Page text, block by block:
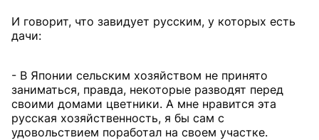
И говорит, что завидует русским, у которых есть
дачи:
- В Японии сельским хозяйством не принято
заниматься, правда, некоторые разводят перед
своими домами цветники. А мне нравится эта
русская хозяйственность, я бы сам с
удовольствием поработал на своем участке.